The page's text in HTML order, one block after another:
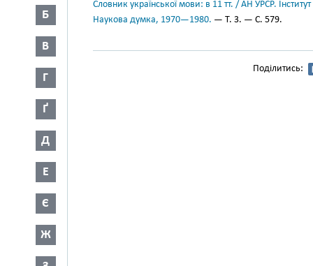
Б
В
Г
Ґ
Д
Е
Є
Ж
Словник української мови: в 11 тт. / АН УРСР.
Наукова думка, 1970—1980. — Т. 3. — С. 579.
Поділитись: